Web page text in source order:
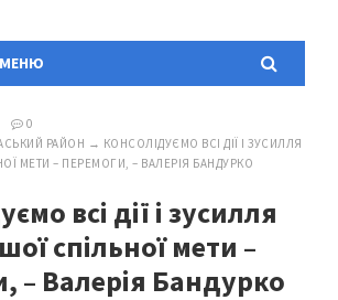
0
РАЙОН → КОНСОЛІДУЄМО ВСІ ДІЇ І ЗУСИЛЛЯ
МЕТИ – ПЕРЕМОГИ, – ВАЛЕРІЯ БАНДУРКО
всі дії і зусилля
спільної мети –
– Валерія Бандурко